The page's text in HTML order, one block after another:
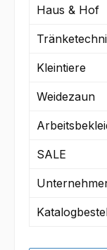
Haus & Hof
Kleintiere
Weidezaun
SALE